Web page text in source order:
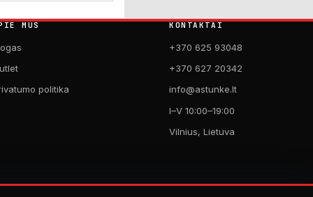
MUS
politika
KONTAKTAI
+370 625 93048
+370 627 20342
info@astunke.lt
I–V 10:00–19:00
Vilnius, Lietuva